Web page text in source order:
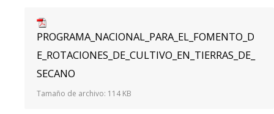
PROGRAMA_NACIONAL_PARA_EL_FOMENTO_D
E_ROTACIONES_DE_CULTIVO_EN_TIERRAS_DE_
SECANO
Tamaño de archivo: 114 KB